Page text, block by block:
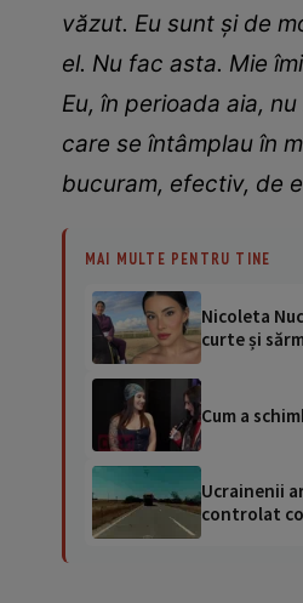
văzut. Eu sunt și de
el. Nu fac asta. Mie
Eu, în perioada aia,
care se întâmplau în
bucuram, efectiv, de
MAI MULTE PENTRU TINE
Nicoleta
curte și
Cum a
Ucrainenii
controlat